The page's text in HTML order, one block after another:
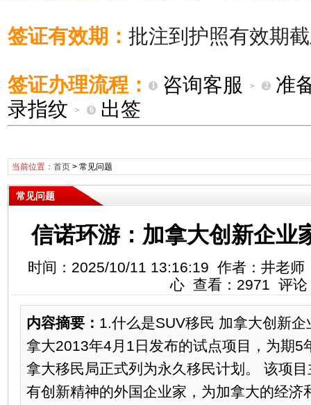
签证有效期： 批注到护照有效期
签证办理流程： 1 咨询客服 > 2
准
录指纹
> 6 出签
当前位置： 首页> 常见问题
常见问题
信诺环游：加拿大创新企业
时间：2025/10/11 13:16:19 作者：井老
心 查看：2971 评论
内容摘要： 1.什么是SUV移民 加拿大创新
拿大2013年4月1日发布的试点项目，为期5
拿大移民局正式列为永久移民计划。 该项
有创新精神的外国企业家，为加拿大的经济